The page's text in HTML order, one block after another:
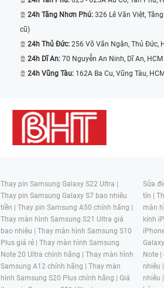
24h Tăng Nhơn Phú: 326 Lê Văn Việt,
cũ)
24h Thủ Đức: 256 Võ Văn Ngân, Thủ Đức,
24h Dĩ An: 70 Nguyễn An Ninh, Dĩ An,
24h Vũng Tàu: 162A Ba Cu, Vũng Tàu,
Thay pin Samsung Galaxy S22 Ultra |
Thay pin Samsung Galaxy S7 bao nhiêu
tiền | Thay pin Samsung A50 chính hãng |
Thay màn hình Samsung S21 Ultra giá
bao nhiêu | Thay màn hình Samsung S10
Plus giá rẻ | Thay màn hình Samsung
Note 20 Ultra chính hãng | Thay màn hình
Samsung A12 chính hãng | Thay màn
hình Samsung S20 Plus chính hãng | Giá
Sửa
tín |
màn
kính
Note |
nhiêu |
nhiêu |